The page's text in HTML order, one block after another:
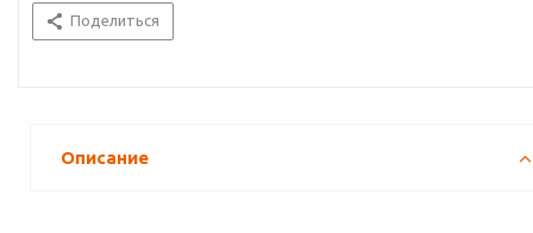
Поделиться
Описание